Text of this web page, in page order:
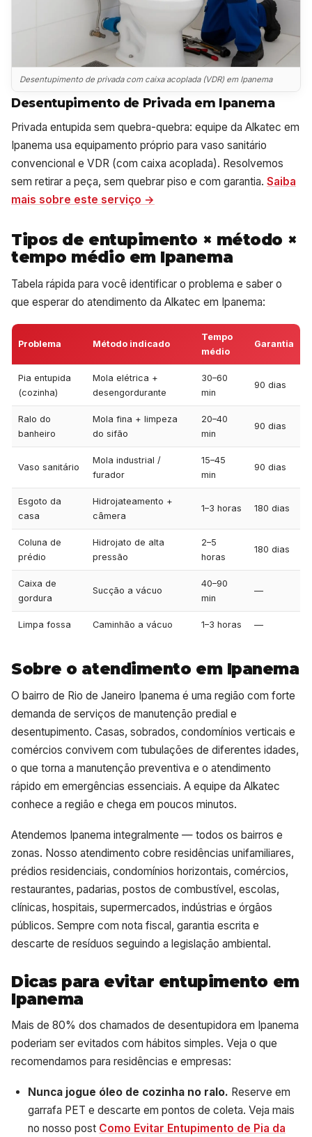
Desentupimento de privada com caixa acoplada (VDR) em Ipanema
Desentupimento de Privada em Ipanema
Privada entupida sem quebra-quebra: equipe da Alkatec em
Ipanema usa equipamento próprio para vaso sanitário
convencional e VDR (com caixa acoplada). Resolvemos
sem retirar a peça, sem quebrar piso e com garantia. Saiba
mais sobre este serviço →
Tipos de entupimento × método ×
tempo médio em Ipanema
Tabela rápida para você identificar o problema e saber o
que esperar do atendimento da Alkatec em Ipanema:
Problema Método indicado
Tempo
médio
Garantia
Pia entupida
(cozinha)
Mola elétrica +
desengordurante
30–60
min
90 dias
Ralo do
banheiro
Mola fina + limpeza
do sifão
20–40
min
90 dias
Vaso sanitário
Mola industrial /
furador
15–45
min
90 dias
Esgoto da
casa
Hidrojateamento +
câmera
1–3 horas 180 dias
Coluna de
prédio
Hidrojato de alta
pressão
2–5
horas
180 dias
Caixa de
gordura
Sucção a vácuo
40–90
min
—
Limpa fossa Caminhão a vácuo 1–3 horas —
Sobre o atendimento em Ipanema
O bairro de Rio de Janeiro Ipanema é uma região com forte
demanda de serviços de manutenção predial e
desentupimento. Casas, sobrados, condomínios verticais e
comércios convivem com tubulações de diferentes idades,
o que torna a manutenção preventiva e o atendimento
rápido em emergências essenciais. A equipe da Alkatec
conhece a região e chega em poucos minutos.
Atendemos Ipanema integralmente — todos os bairros e
zonas. Nosso atendimento cobre residências unifamiliares,
prédios residenciais, condomínios horizontais, comércios,
restaurantes, padarias, postos de combustível, escolas,
clínicas, hospitais, supermercados, indústrias e órgãos
públicos. Sempre com nota fiscal, garantia escrita e
descarte de resíduos seguindo a legislação ambiental.
Dicas para evitar entupimento em
Ipanema
Mais de 80% dos chamados de desentupidora em Ipanema
poderiam ser evitados com hábitos simples. Veja o que
recomendamos para residências e empresas:
Nunca jogue óleo de cozinha no ralo. Reserve em
garrafa PET e descarte em pontos de coleta. Veja mais
no nosso post Como Evitar Entupimento de Pia da